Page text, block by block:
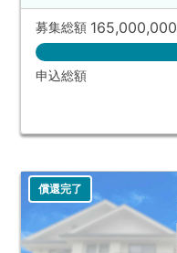
募集総額 165,000,000
申込総額
償還完了